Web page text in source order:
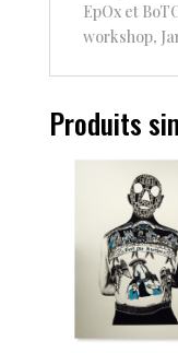
EpOx et
workshop,
Produits